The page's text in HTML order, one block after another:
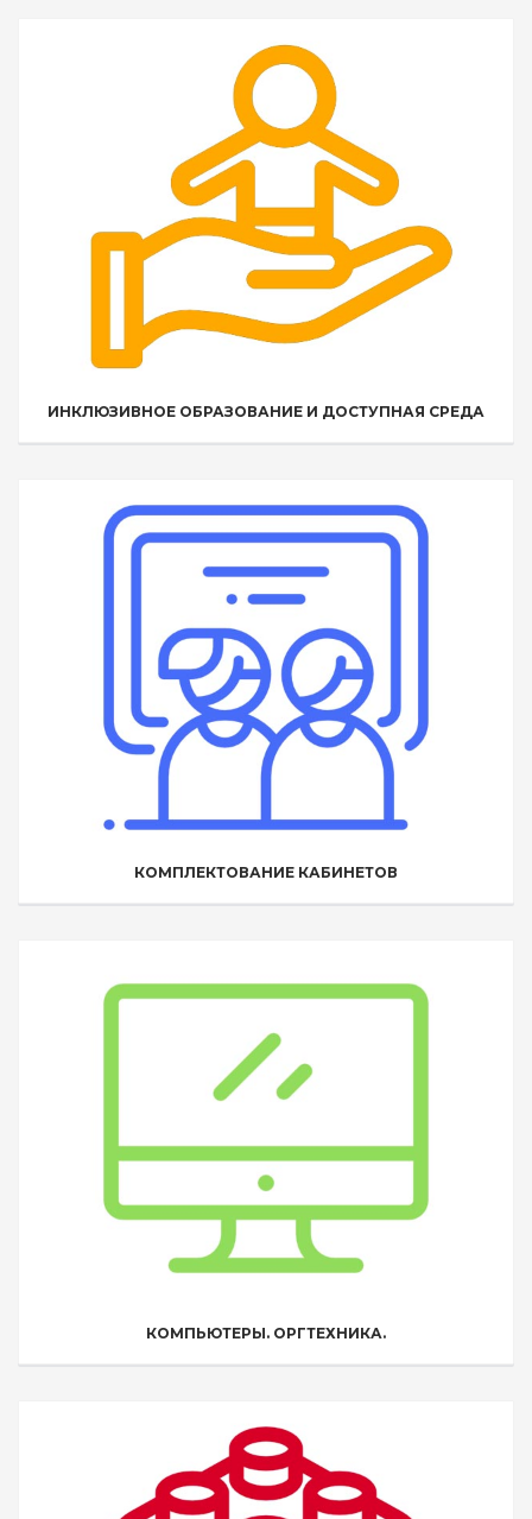
ИНКЛЮЗИВНОЕ ОБРАЗОВАНИЕ И ДОСТУПНАЯ СРЕДА
КОМПЛЕКТОВАНИЕ КАБИНЕТОВ
КОМПЬЮТЕРЫ. ОРГТЕХНИКА.